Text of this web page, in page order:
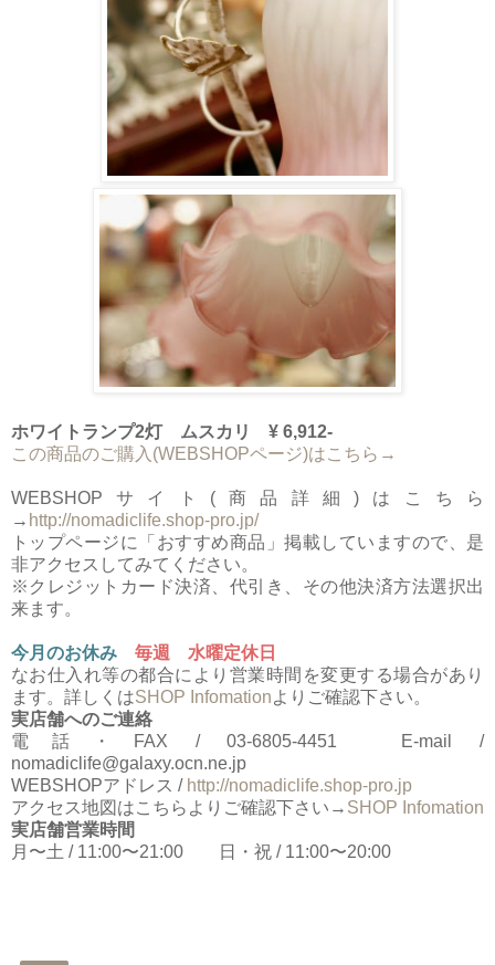
ホワイトランプ2灯 ムスカリ ¥ 6,912-
この商品のご購入(WEBSHOPページ)はこちら→
WEBSHOPサイト(商品詳細)はこちら
→ http://nomadiclife.shop-pro.jp/
トップページに「おすすめ商品」掲載していますので、是
非アクセスしてみてください。
※クレジットカード決済、代引き、その他決済方法選択出
来ます。
今月のお休み
毎週 水曜定休日
なお仕入れ等の都合により営業時間を変更する場合があり
ます。詳しくはSHOP Infomationよりご確認下さい。
実店舗へのご連絡
電話・FAX / 03-6805-4451 E-mail /
nomadiclife@galaxy.ocn.ne.jp
WEBSHOPアドレス / http://nomadiclife.shop-pro.jp
アクセス地図はこちらよりご確認下さい→ SHOP Infomation
実店舗営業時間
月〜土 / 11:00〜21:00 日・祝 / 11:00〜20:00